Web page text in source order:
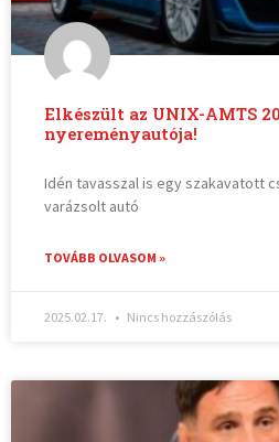
Elkészült az UNIX-AMTS
nyereményautója!
Idén tavasszal is egy szakavatott
varázsolt autó
TOVÁBB OLVASOM »
2025.02.17. Nincs hozzászólás